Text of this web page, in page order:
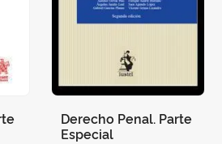
Derecho Penal. Parte
Especial